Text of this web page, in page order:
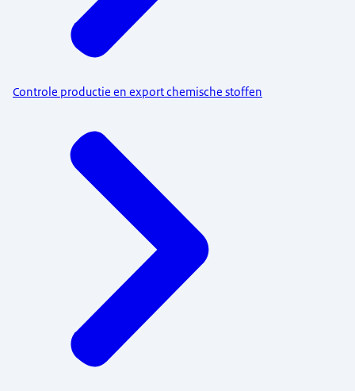
Controle productie en export chemische stoffen